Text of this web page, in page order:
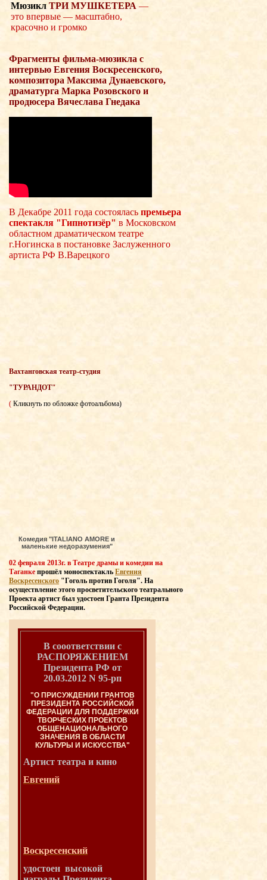
Мюзикл ТРИ МУШКЕТЕРА —
это впервые — масштабно,
красочно и громко
Фрагменты фильма-мюзикла с
интервью Евгения Воскресенского,
композитора Максима Дунаевского,
драматурга Марка Розовского и
продюсера Вячеслава Гнедака
В Декабре 2011 года состоялась премьера
спектакля "Гипнотизёр" в Московском
областном драматическом театре
г.Ногинска в постановке Заслуженного
артиста РФ В.Варецкого
Вахтанговская театр-студия
"ТУРАНДОТ"
( Кликнуть по обложке фотоальбома)
Комедия "ITALIANO AMORE и
маленькие недоразумения"
02 февраля 2013г. в Театре драмы и комедии на
Таганке прошёл моноспектакль Евгения
Воскресенского "Гоголь против Гоголя". На
осуществление этого просветительского театрального
Проекта артист был удостоен Гранта Президента
Российской Федерации.
В сооответствии с
РАСПОРЯЖЕНИЕМ
Президента РФ от
20.03.2012 N 95-рп
"О ПРИСУЖДЕНИИ ГРАНТОВ
ПРЕЗИДЕНТА РОССИЙСКОЙ
ФЕДЕРАЦИИ ДЛЯ ПОДДЕРЖКИ
ТВОРЧЕСКИХ ПРОЕКТОВ
ОБЩЕНАЦИОНАЛЬНОГО
ЗНАЧЕНИЯ В ОБЛАСТИ
КУЛЬТУРЫ И ИСКУССТВА"
Артист театра и кино
Евгений
Воскресенский
удостоен высокой